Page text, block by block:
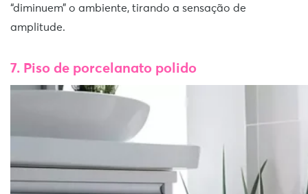
“diminuem” o ambiente, tirando a sensação de
amplitude.
7. Piso de porcelanato polido